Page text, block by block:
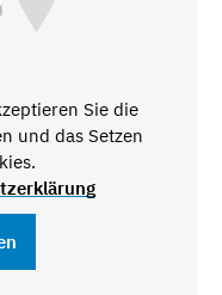
Sie die
und das Setzen